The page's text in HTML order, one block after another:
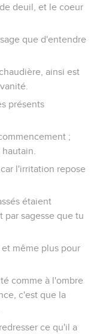
deuil, et le coeur
que d'entendre
ainsi est
présents
;
l'irritation repose
étaient
par sagesse que tu
même plus pour
comme à l'ombre
c'est que la
ce qu'il a